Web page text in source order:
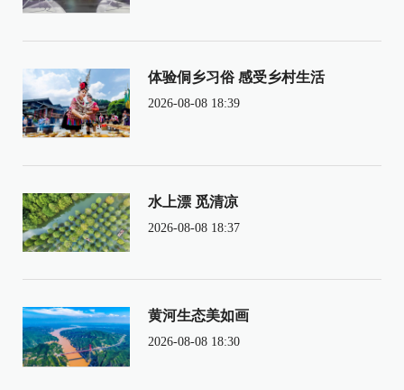
体验侗乡习俗 感受乡村生活
2026-08-08 18:39
水上漂 觅清凉
2026-08-08 18:37
黄河生态美如画
2026-08-08 18:30